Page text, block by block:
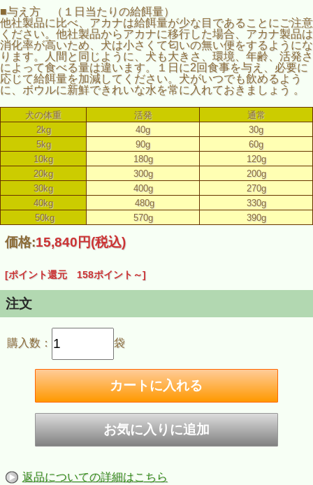
■与え方 （１日当たりの給餌量）
他社製品に比べ、アカナは給餌量が少な目であることにご注意
ください。他社製品からアカナに移行した場合、アカナ製品は
消化率が高いため、犬は小さくて匂いの無い便をするようにな
ります。人間と同じように、犬も大きさ、環境、年齢、活発さ
によって食べる量は違います。１日に2回食事を与え、必要に
応じて給餌量を加減してください。犬がいつでも飲めるよう
に、ボウルに新鮮できれいな水を常に入れておきましょう 。
犬の体重 活発
通常
2kg
40g
30g
5kg
90g
60g
10kg
180g
120g
20kg
300g
200g
30kg
400g
270g
40kg
480g
330g
50kg
570g 390g
価格:15,840円(税込)
[ポイント還元 158ポイント～]
注文
購入数： 袋
返品についての詳細はこちら